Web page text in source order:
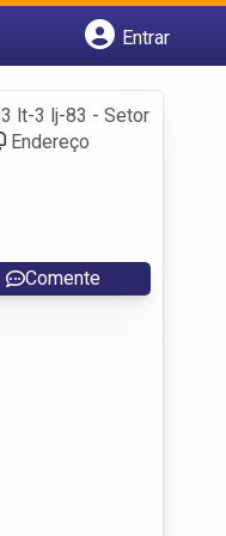
Entrar
lt-3 lj-83 - Setor
Endereço
Comente